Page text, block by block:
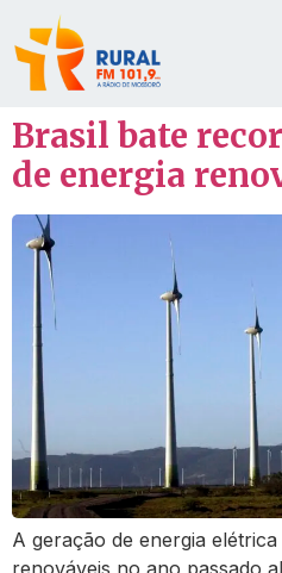
Brasil bate
de energia
A geração de energia